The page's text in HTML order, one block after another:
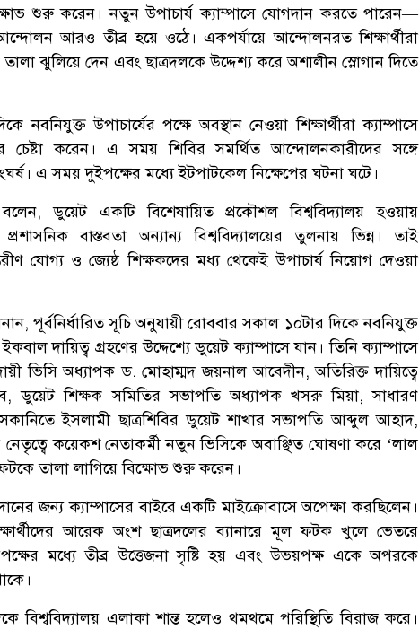
শুরু করেন। নতুন উপাচার্য ক্যাম্পাসে যোগদান করতে পারেন—
আরও তীব্র হয়ে ওঠে। একপর্যায়ে আন্দোলনরত শিক্ষার্থীরা
তালা ঝুলিয়ে দেন এবং ছাত্রদলকে উদ্দেশ্য করে অশালীন স্লোগান দিতে
নবনিযুক্ত উপাচার্যের পক্ষে অবস্থান নেওয়া শিক্ষার্থীরা ক্যাম্পাসে
চেষ্টা করেন। এ সময় শিবির সমর্থিত আন্দোলনকারীদের সঙ্গে
এ সময় দুইপক্ষের মধ্যে ইটপাটকেল নিক্ষেপের ঘটনা ঘটে।
বলেন, ডুয়েট একটি বিশেষায়িত প্রকৌশল বিশ্ববিদ্যালয় হওয়ায়
বাস্তবতা অন্যান্য বিশ্ববিদ্যালয়ের তুলনায় ভিন্ন। তাই
যোগ্য ও জ্যেষ্ঠ শিক্ষকদের মধ্য থেকেই উপাচার্য নিয়োগ দেওয়া
পূর্বনির্ধারিত সূচি অনুযায়ী রোববার সকাল ১০টার দিকে নবনিযুক্ত
দায়িত্ব গ্রহণের উদ্দেশ্যে ডুয়েট ক্যাম্পাসে যান। তিনি ক্যাম্পাসে
ভিসি অধ্যাপক ড. মোহাম্মদ জয়নাল আবেদীন, অতিরিক্ত দায়িত্বে
ডুয়েট শিক্ষক সমিতির সভাপতি অধ্যাপক খসরু মিয়া, সাধারণ
ইসলামী ছাত্রশিবির ডুয়েট শাখার সভাপতি আব্দুল আহাদ,
কয়েকশ নেতাকর্মী নতুন ভিসিকে অবাঞ্ছিত ঘোষণা করে ‘লাল
তালা লাগিয়ে বিক্ষোভ শুরু করেন।
জন্য ক্যাম্পাসের বাইরে একটি মাইক্রোবাসে অপেক্ষা করছিলেন।
আরেক অংশ ছাত্রদলের ব্যানারে মূল ফটক খুলে ভেতরে
মধ্যে তীব্র উত্তেজনা সৃষ্টি হয় এবং উভয়পক্ষ একে অপরকে
বিশ্ববিদ্যালয় এলাকা শান্ত হলেও থমথমে পরিস্থিতি বিরাজ করে।